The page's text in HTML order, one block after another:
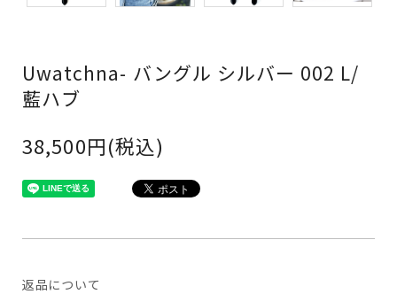
Uwatchna- バングル シルバー 002 L/
藍ハブ
38,500円(税込)
返品について